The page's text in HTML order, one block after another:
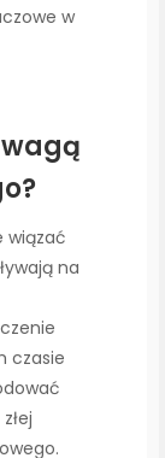
w
wiązać
na
czasie